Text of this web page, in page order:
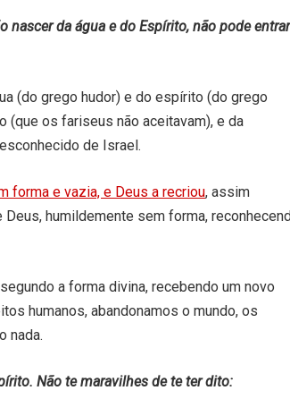
nascer da água e do Espírito, não pode entrar
(do grego hudor) e do espírito (do grego
os fariseus não aceitavam), e da
de Israel.
forma e vazia, e Deus a recriou, assim
humildemente sem forma,
a forma divina, recebendo um novo
humanos, abandonamos o mundo, os
nada.
Não te maravilhes de te ter dito: